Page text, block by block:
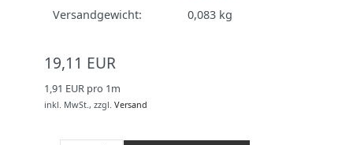
Versandgewicht:
0,083 kg
19,11 EUR
1,91 EUR pro 1m
inkl. MwSt., zzgl. Versand